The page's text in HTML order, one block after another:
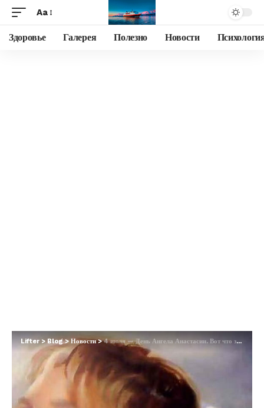
Aa
Здоровье Галерея Полезно Новости
Lifter >Blog> Новости>4 июля — День Ангела Анастасии. Вот что значит это имя